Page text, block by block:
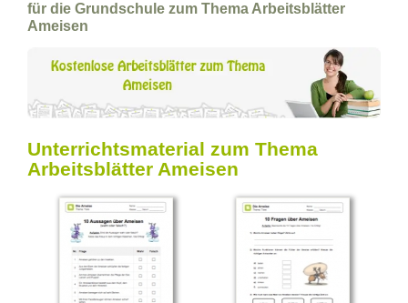
für die Grundschule zum Thema Arbeitsblätter
Ameisen
Unterrichtsmaterial zum Thema
Arbeitsblätter Ameisen